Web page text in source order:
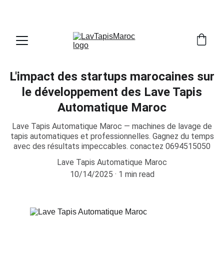
L'impact des startups marocaines sur
le développement des Lave Tapis
Automatique Maroc
Lave Tapis Automatique Maroc — machines de lavage de
tapis automatiques et professionnelles. Gagnez du temps
avec des résultats impeccables. conactez 0694515050
Lave Tapis Automatique Maroc
10/14/2025
1 min read